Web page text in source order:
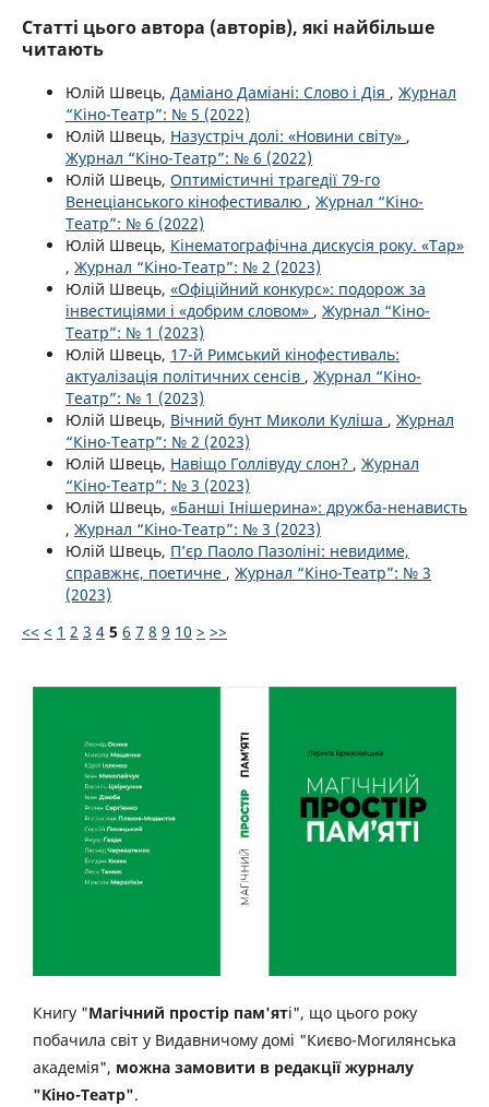
Статті цього автора (авторів), які найбільше
читають
Юлій Швець, Даміано Даміані: Слово і Дія , Журнал
“Кіно-Театр”: № 5 (2022)
Юлій Швець, Назустріч долі: «Новини світу» ,
Журнал “Кіно-Театр”: № 6 (2022)
Юлій Швець, Оптимістичні трагедії 79-го
Венеціанського кінофестивалю , Журнал “Кіно-
Театр”: № 6 (2022)
Юлій Швець, Кінематографічна дискусія року. «Тар»
, Журнал “Кіно-Театр”: № 2 (2023)
Юлій Швець, «Офіційний конкурс»: подорож за
інвестиціями і «добрим словом» , Журнал “Кіно-
Театр”: № 1 (2023)
Юлій Швець, 17-й Римський кінофестиваль:
актуалізація політичних сенсів , Журнал “Кіно-
Театр”: № 1 (2023)
Юлій Швець, Вічний бунт Миколи Куліша , Журнал
“Кіно-Театр”: № 2 (2023)
Юлій Швець, Навіщо Голлівуду слон? , Журнал
“Кіно-Театр”: № 3 (2023)
Юлій Швець, «Банші Інішерина»: дружба-ненависть
, Журнал “Кіно-Театр”: № 3 (2023)
Юлій Швець, П’єр Паоло Пазоліні: невидиме,
справжнє, поетичне , Журнал “Кіно-Театр”: № 3
(2023)
<< < 1 2 3 4 5 6 7 8 9 10 > >>
Книгу "Магічний простір пам'яті", що цього року
побачила світ у Видавничому домі "Києво-Могилянська
академія", можна замовити в редакції журналу
"Кіно-Театр".